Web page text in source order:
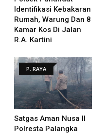
Identifikasi Kebakaran
Rumah, Warung Dan 8
Kamar Kos Di Jalan
R.A. Kartini
P. RAYA
Satgas Aman Nusa II
Polresta Palangka